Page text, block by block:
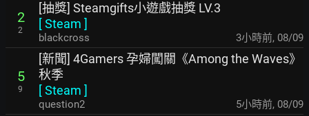
2
2
[抽獎] Steamgifts小遊戲抽獎 LV.3
[Steam ]
blackcross 3小時前, 08/09
5
9
[新聞] 4Gamers 孕婦闖關《Among the Waves》
秋季
[Steam ]
question2 5小時前, 08/09